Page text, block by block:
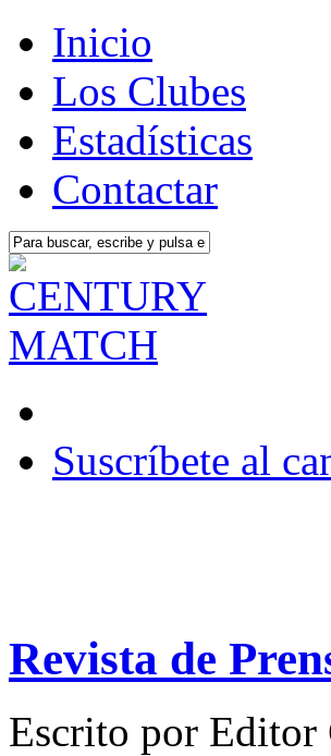
Inicio
Los Clubes
Estadísticas
Contactar
Suscríbete al
Revista de
Escrito por Editor